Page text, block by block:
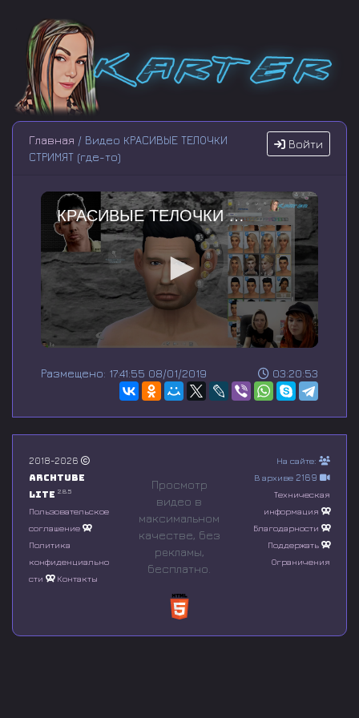
Войти
Главная / Видео КРАСИВЫЕ ТЕЛОЧКИ
СТРИМЯТ (где-то)
КРАСИВЫЕ ТЕЛОЧКИ СТРИМЯТ (где-то)
e
n
o
f
0
s
o
n
d
03:20:53
Размещено: 17:41:55 08/01/2019
2018-2026
Archtube
Lite 2.8.5
Пользовательское
соглашение
Политика
конфиденциально
сти
Контакты
Просмотр
видео в
максимальном
качестве, без
рeкламы,
бесплатно.
На сайте:
В архиве 2169
Техническая
информация
Благодарности
Поддержать
Ограничения